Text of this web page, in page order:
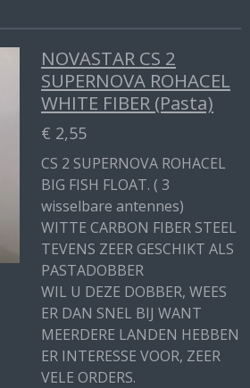
NOVASTAR CS 2
SUPERNOVA ROHACEL
WHITE FIBER (Pasta)
€ 2,55
CS 2 SUPERNOVA ROHACEL
BIG FISH FLOAT. ( 3
wisselbare antennes)
WITTE CARBON FIBER STEEL
TEVENS ZEER GESCHIKT ALS
PASTADOBBER
WIL U DEZE DOBBER, WEES
ER DAN SNEL BIJ WANT
MEERDERE LANDEN HEBBEN
ER INTERESSE VOOR, ZEER
VELE ORDERS.